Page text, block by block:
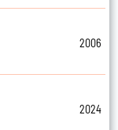
2006
2024